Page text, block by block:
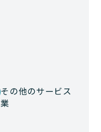
その他のサービス
業